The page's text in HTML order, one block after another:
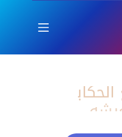
ساحرة